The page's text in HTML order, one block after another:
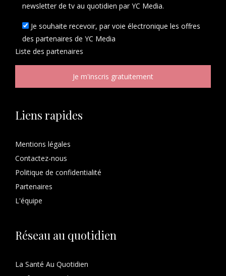
newsletter de tv au quotidien par YC Media.
Je souhaite recevoir, par voie électronique les offres
des partenaires de YC Media
Liste des partenaires
Liens rapides
Mentions légales
Contactez-nous
Politique de confidentialité
Partenaires
L'équipe
Réseau au quotidien
La Santé Au Quotidien